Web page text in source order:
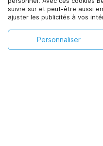
suivre sur et peut-être aussi
ajuster les publicités à vos
Accepter, vous acceptez de le
être trouvées dans notre
Personnaliser
Cliquez ici pour vous
pouvez vous désinscrire à
Voir les
+